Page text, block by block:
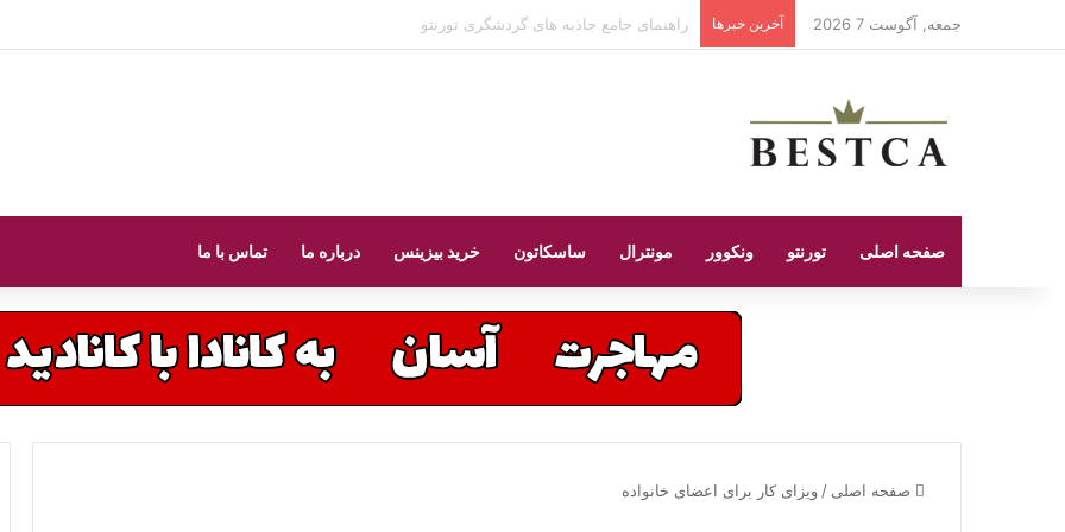
جمعه, آگوست 7 2026 آخرین خبرها بهترین کلینیک های درمانی تورنتو
صفحه اصلی تورنتو ونکوور مونترال ساسکاتون خرید بیزینس درباره ما تماس با ما
صفحه اصلی / ویزای کار برای اعضای خانواده